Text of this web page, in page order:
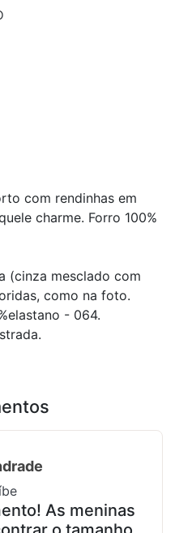
com rendinhas em
charme. Forro 100%
(cinza mesclado com
como na foto.
- 064.
As meninas